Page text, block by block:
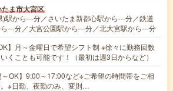
ま市大宮区
)駅から---分／さいたま新都心駅から---分／鉄道
---分／大宮公園駅から---分／北大宮駅から---分
】月～金曜日で希望シフト制 ※徐々に勤務回数
くことも可能です！（最初は週3日からなど）
～OK】9:00～17:00など※ご希望の時間帯をご相
※日勤、夜勤のみ、変則…